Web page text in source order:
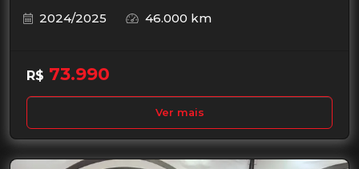
2024/2025
46.000 km
R$ 73.990
Ver mais